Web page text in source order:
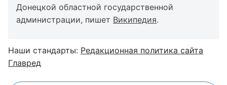
Донецкой областной государственной
администрации, пишет Википедия.
Наши стандарты: Редакционная политика сайта
Главред